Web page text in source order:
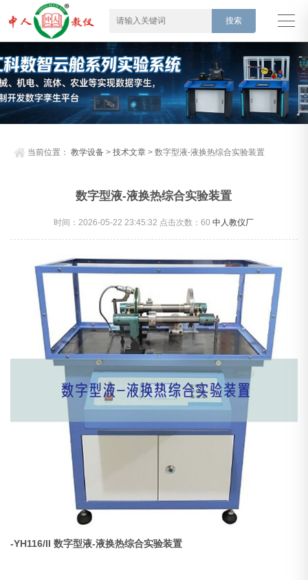
当前位置：教学设备 >技术文章 > 数字型液-液换热综合实验装置
数字型液-液换热综合实验装置
时间：2026-05-22 23:45:32 点击次数：60中人教仪厂
-YH116/II数字型液-液换热综合实验装置